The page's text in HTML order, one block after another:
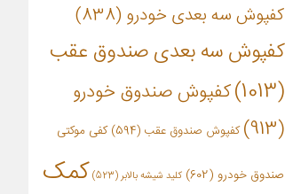
کفپوش سه بعدی خودرو (838)
کفپوش سه بعدی صندوق عقب
(1013)
کفپوش صندوق خودرو
(913)
کفپوش صندوق عقب (594) کفی موکتی
صندوق خودرو (602) کلید شیشه بالابر(523)
کمک